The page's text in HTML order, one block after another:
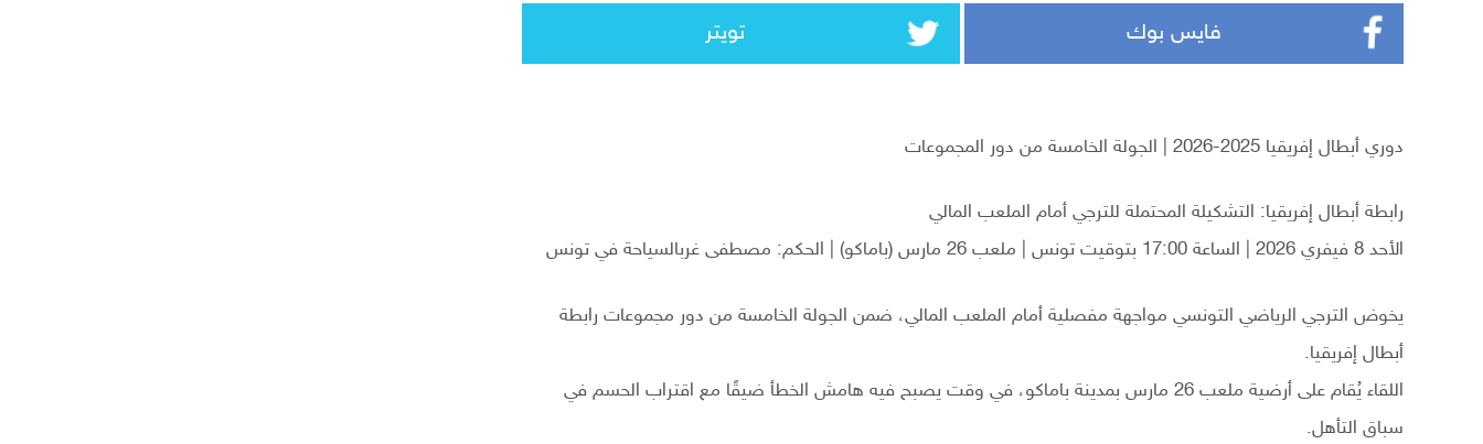
فايس بوك تويتر
دوري أبطال إفريقيا 2025-2026 | الجولة الخامسة من دور المجموعات
رابطة أبطال إفريقيا: التشكيلة المحتملة للترجي أمام الملعب المالي
الأحد 8 فيفري 2026 | الساعة 17:00 بتوقيت تونس | ملعب 26 مارس (باماكو) | الحكم: مصطفى غربالسياحة في تونس
يخوض الترجي الرياضي التونسي مواجهة مفصلية أمام الملعب المالي، ضمن الجولة الخامسة من دور مجموعات رابطة
أبطال إفريقيا.
اللقاء يُقام على أرضية ملعب 26 مارس بمدينة باماكو، في وقت يصبح فيه هامش الخطأ ضيقًا مع اقتراب الحسم في
سباق التأهل.